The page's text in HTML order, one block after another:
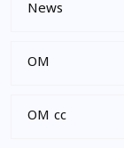
News
OM
OM cc